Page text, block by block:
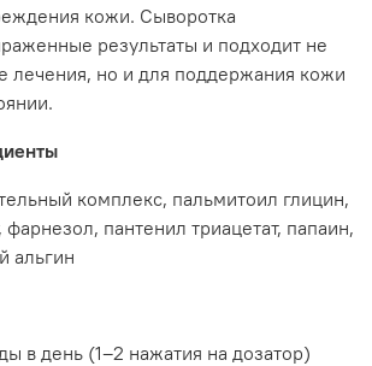
кожи. Сыворотка
результаты и подходит не
лечения, но и для поддержания кожи
комплекс, пальмитоил глицин,
фарнезол, пантенил триацетат, папаин,
альгин
в день (1–2 нажатия на дозатор)